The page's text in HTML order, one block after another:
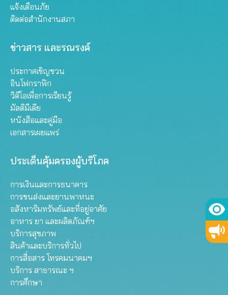
แจ้งเตือนภัย
ติดต่อสำนักงานสภา
ข่าวสาร และรณรงค์
ประกาศเชิญชวน
อินโฟกราฟิก
วิดีโอเพื่อการเรียนรู้
มัลติมีเดีย
หนังสือและคู่มือ
เอกสารเผยแพร่
ประเด็นคุ้มครองผู้บริโภค
การเงินและการธนาคาร
การขนส่งและยานพาหนะ
อสังหาริมทรัพย์และที่อยู่อาศัย
อาหาร ยา และผลิตภัณฑ์ฯ
บริการสุขภาพ
สินค้าและบริการทั่วไป
การสื่อสาร โทรคมนาคมฯ
บริการ สาธารณะ ฯ
การศึกษา